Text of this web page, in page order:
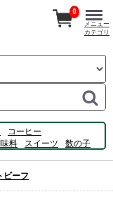
コーヒー
料 スイーツ
数の子
0
メニュー
カテゴリ
ビーフ